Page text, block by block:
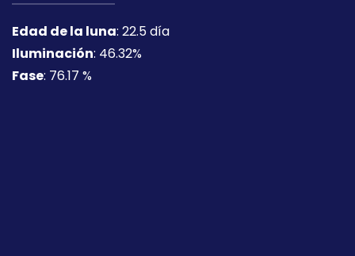
Edad de la luna: 22.5 día
Iluminación: 46.32%
Fase: 76.17 %